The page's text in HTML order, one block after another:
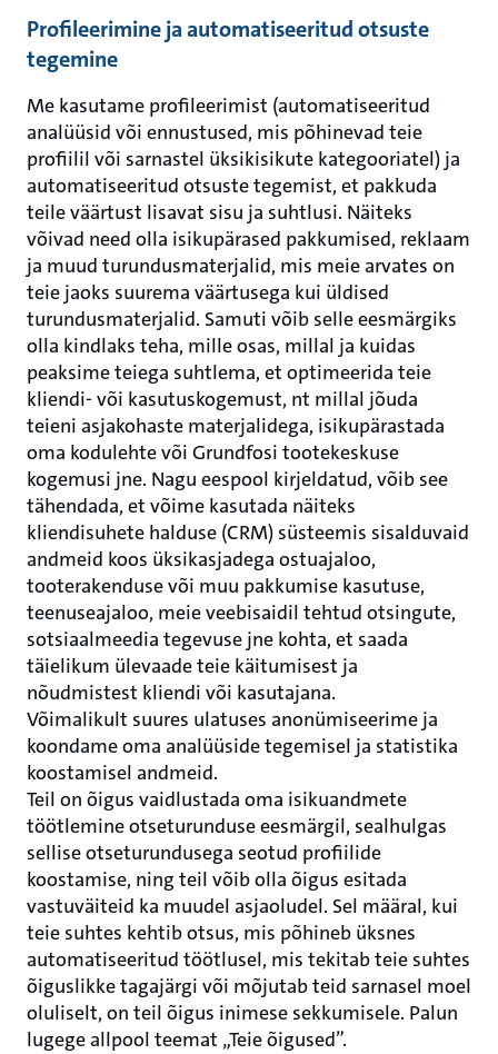
Profileerimine ja automatiseeritud otsuste
tegemine
Me kasutame profileerimist (automatiseeritud
analüüsid või ennustused, mis põhinevad teie
profiilil või sarnastel üksikisikute kategooriatel) ja
automatiseeritud otsuste tegemist, et pakkuda
teile väärtust lisavat sisu ja suhtlusi. Näiteks
võivad need olla isikupärased pakkumised, reklaam
ja muud turundusmaterjalid, mis meie arvates on
teie jaoks suurema väärtusega kui üldised
turundusmaterjalid. Samuti võib selle eesmärgiks
olla kindlaks teha, mille osas, millal ja kuidas
peaksime teiega suhtlema, et optimeerida teie
kliendi- või kasutuskogemust, nt millal jõuda
teieni asjakohaste materjalidega, isikupärastada
oma kodulehte või Grundfosi tootekeskuse
kogemusi jne. Nagu eespool kirjeldatud, võib see
tähendada, et võime kasutada näiteks
kliendisuhete halduse (CRM) süsteemis sisalduvaid
andmeid koos üksikasjadega ostuajaloo,
tooterakenduse või muu pakkumise kasutuse,
teenuseajaloo, meie veebisaidil tehtud otsingute,
sotsiaalmeedia tegevuse jne kohta, et saada
täielikum ülevaade teie käitumisest ja
nõudmistest kliendi või kasutajana.
Võimalikult suures ulatuses anonümiseerime ja
koondame oma analüüside tegemisel ja statistika
koostamisel andmeid.
Teil on õigus vaidlustada oma isikuandmete
töötlemine otseturunduse eesmärgil, sealhulgas
sellise otseturundusega seotud profiilide
koostamise, ning teil võib olla õigus esitada
vastuväiteid ka muudel asjaoludel. Sel määral, kui
teie suhtes kehtib otsus, mis põhineb üksnes
automatiseeritud töötlusel, mis tekitab teie suhtes
õiguslikke tagajärgi või mõjutab teid sarnasel moel
oluliselt, on teil õigus inimese sekkumisele. Palun
lugege allpool teemat „Teie õigused”.